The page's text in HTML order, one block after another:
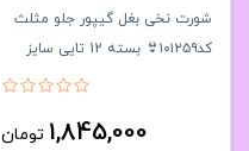
شورت نخی بغل گیپور جلو مثلث
کد۱۰۱۲۵۹👙 بسته 12 تایی سایز
1,845,000 تومان